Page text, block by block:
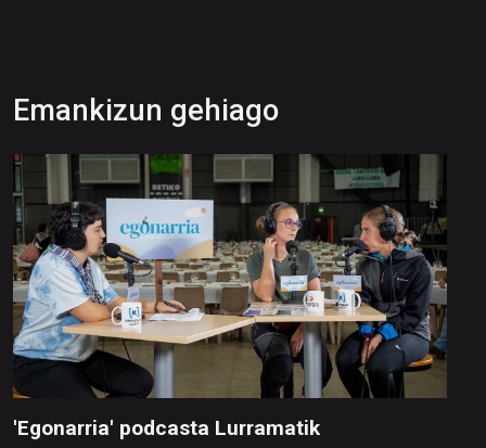
Emankizun gehiago
'Egonarria' podcasta Lurramatik